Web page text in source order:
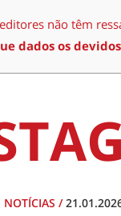
não têm
dados os
NOTÍCIAS /